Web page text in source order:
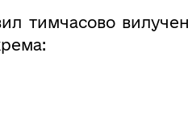
тимчасово